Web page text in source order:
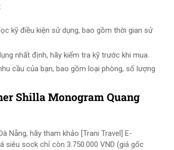
kỹ điều kiện sử dụng, bao gồm thời gian sử
nhất định, hãy kiểm tra kỹ trước khi mua.
cầu của bạn, bao gồm loại phòng, số lượng
Shilla Monogram Quang
Nẵng, hãy tham khảo [Trani Travel] E-
siêu sock chỉ còn 3.750.000 VND (giá gốc